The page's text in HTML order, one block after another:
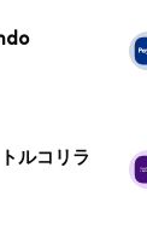
ルコリラ